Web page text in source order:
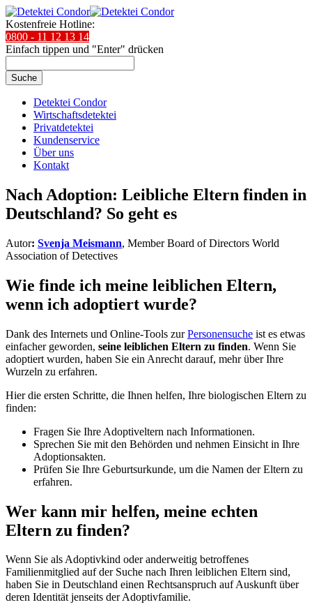
Kostenfreie Hotline:
0800 - 11 12 13 14
Einfach tippen und "Enter" drücken
Suche
Detektei Condor
Wirtschaftsdetektei
Privatdetektei
Kundenservice
Über uns
Kontakt
Nach Adoption: Leibliche Eltern finden in
Deutschland? So geht es
Autor: Svenja Meismann, Member Board of Directors World
Association of Detectives
Wie finde ich meine leiblichen Eltern,
wenn ich adoptiert wurde?
Dank des Internets und Online-Tools zurPersonensuche ist es etwas
einfacher geworden, seine leiblichen Eltern zu finden. Wenn Sie
adoptiert wurden, haben Sie ein Anrecht darauf, mehr über Ihre
Wurzeln zu erfahren.
Hier die ersten Schritte, die Ihnen helfen, Ihre biologischen Eltern zu
finden:
Fragen Sie Ihre Adoptiveltern nach Informationen.
Sprechen Sie mit den Behörden und nehmen Einsicht in Ihre
Adoptionsakten.
Prüfen Sie Ihre Geburtsurkunde, um die Namen der Eltern zu
erfahren.
Wer kann mir helfen, meine echten
Eltern zu finden?
Wenn Sie als Adoptivkind oder anderweitig betroffenes
Familienmitglied auf der Suche nach Ihren leiblichen Eltern sind,
haben Sie in Deutschland einen Rechtsanspruch auf Auskunft über
deren Identität jenseits der Adoptivfamilie.